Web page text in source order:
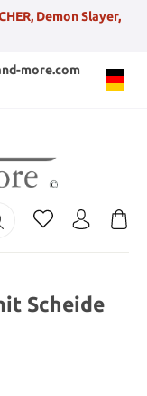
Demon Slayer,
more.com
Scheide